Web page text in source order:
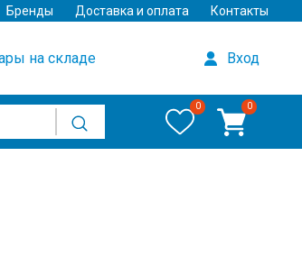
Бренды Доставка и оплата Контакты
на складе Вход
0 0